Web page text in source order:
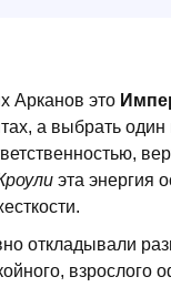
Арканов это
а выбрать один
эта энергия
откладывали
взрослого